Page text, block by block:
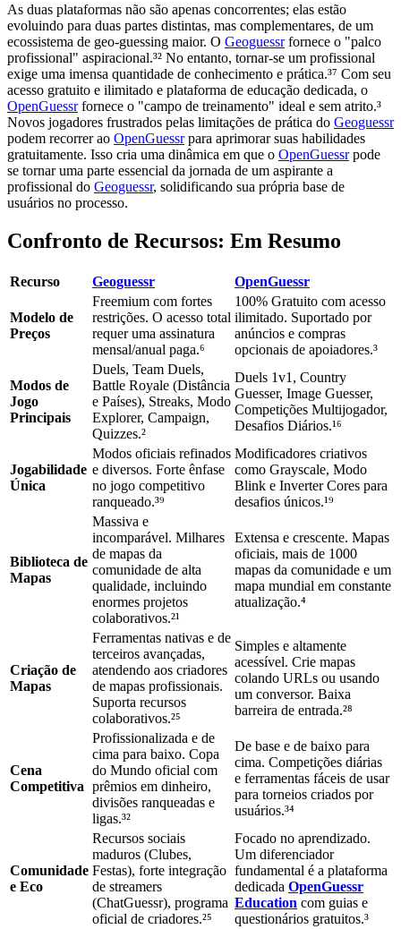
As duas plataformas não são apenas concorrentes; elas estão
evoluindo para duas partes distintas, mas complementares, de um
ecossistema de geo-guessing maior. O Geoguessrfornece o "palco
profissional" aspiracional.³² No entanto, tornar-se um profissional
exige uma imensa quantidade de conhecimento e prática.³⁷ Com seu
acesso gratuito e ilimitado e plataforma de educação dedicada, o
OpenGuessrfornece o "campo de treinamento" ideal e sem atrito.³
Novos jogadores frustrados pelas limitações de prática do Geoguessr
podem recorrer ao OpenGuessrpara aprimorar suas habilidades
gratuitamente. Isso cria uma dinâmica em que o OpenGuessrpode
se tornar uma parte essencial da jornada de um aspirante a
profissional do Geoguessr, solidificando sua própria base de
usuários no processo.
Confronto de Recursos: Em Resumo
Recurso Geoguessr OpenGuessr
Modelo de
Preços
Freemium com fortes
restrições. O acesso total
requer uma assinatura
mensal/anual paga.⁶
100% Gratuito com acesso
ilimitado. Suportado por
anúncios e compras
opcionais de apoiadores.³
Modos de
Jogo
Principais
Duels, Team Duels,
Battle Royale (Distância
e Países), Streaks, Modo
Explorer, Campaign,
Quizzes.²
Duels 1v1, Country
Guesser, Image Guesser,
Competições Multijogador,
Desafios Diários.¹⁶
Jogabilidade
Única
Modos oficiais refinados
e diversos. Forte ênfase
no jogo competitivo
ranqueado.³⁹
Modificadores criativos
como Grayscale, Modo
Blink e Inverter Cores para
desafios únicos.¹⁹
Biblioteca de
Mapas
Massiva e
incomparável. Milhares
de mapas da
comunidade de alta
qualidade, incluindo
enormes projetos
colaborativos.²¹
Extensa e crescente. Mapas
oficiais, mais de 1000
mapas da comunidade e um
mapa mundial em constante
atualização.⁴
Criação de
Mapas
Ferramentas nativas e de
terceiros avançadas,
atendendo aos criadores
de mapas profissionais.
Suporta recursos
colaborativos.²⁵
Simples e altamente
acessível. Crie mapas
colando URLs ou usando
um conversor. Baixa
barreira de entrada.²⁸
Cena
Competitiva
Profissionalizada e de
cima para baixo. Copa
do Mundo oficial com
prêmios em dinheiro,
divisões ranqueadas e
ligas.³²
De base e de baixo para
cima. Competições diárias
e ferramentas fáceis de usar
para torneios criados por
usuários.³⁴
Comunidade
e Eco
Recursos sociais
maduros (Clubes,
Festas), forte integração
de streamers
(ChatGuessr), programa
oficial de criadores.²⁵
Focado no aprendizado.
Um diferenciador
fundamental é a plataforma
dedicada OpenGuessr
Education com guias e
questionários gratuitos.³